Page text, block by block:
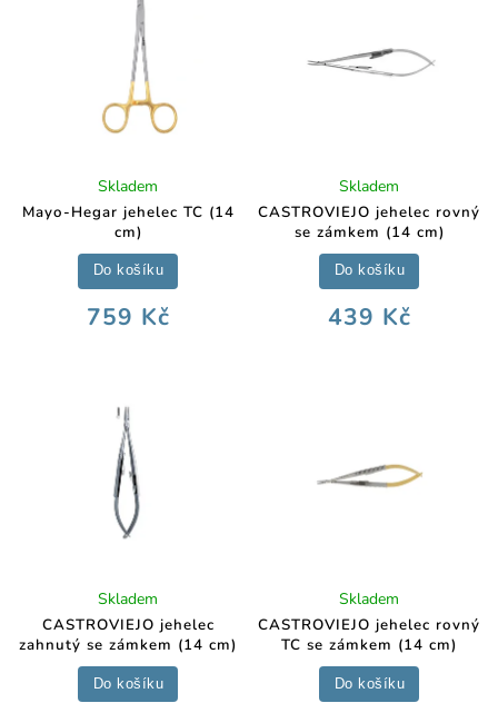
Mayo-Hegar jehelec TC (14
cm)
Skladem
759 Kč
Do košíku
CASTROVIEJO jehelec rovný
se zámkem (14 cm)
Skladem
439 Kč
Do košíku
CASTROVIEJO jehelec
zahnutý se zámkem (14 cm)
Skladem
Do košíku
CASTROVIEJO jehelec rovný
TC se zámkem (14 cm)
Skladem
Do košíku